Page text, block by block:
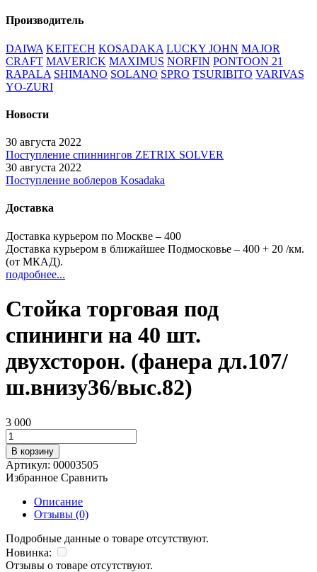
Производитель
DAIWA KEITECH KOSADAKA LUCKY JOHN MAJOR
CRAFT MAVERICK MAXIMUS NORFIN PONTOON 21
RAPALA SHIMANO SOLANO SPRO TSURIBITO VARIVAS
YO-ZURI
Новости
30 августа 2022
Поступление спиннингов ZETRIX SOLVER
30 августа 2022
Поступление воблеров Kosadaka
Доставка
Доставка курьером по Москве – 400
Доставка курьером в ближайшее Подмосковье – 400 + 20 /км.
(от МКАД).
подробнее...
Стойка торговая под
спининги на 40 шт.
двухсторон. (фанера дл.107/
ш.внизу36/выс.82)
3 000
В корзину
Артикул: 00003505
Избранное Сравнить
Описание
Отзывы (0)
Подробные данные о товаре отсутствуют.
Новинка:
Отзывы о товаре отсутствуют.